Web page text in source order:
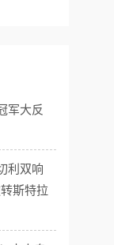
军大反
利双响
斯特拉